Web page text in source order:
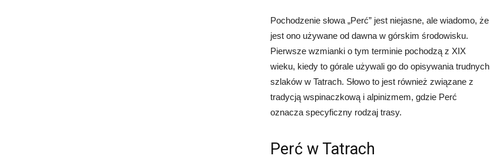
Pochodzenie słowa „Perć” jest niejasne, ale wiadomo, że
jest ono używane od dawna w górskim środowisku.
Pierwsze wzmianki o tym terminie pochodzą z XIX
wieku, kiedy to górale używali go do opisywania trudnych
szlaków w Tatrach. Słowo to jest również związane z
tradycją wspinaczkową i alpinizmem, gdzie Perć
oznacza specyficzny rodzaj trasy.
Perć w Tatrach